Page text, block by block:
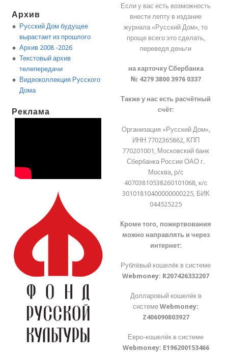
Архив
Русский Дом будущее
вырастает из прошлого
Архив 2008 -2026
Текстовый архив
телепередачи
Видеоколлекция Русского
Дома
Реклама
Если у вас есть возможность
внести лепту в издание
журнала «Русский Дом», то
проще всего это сделать,
переведя деньги
на карточку Сбербанка
№ 4279 3800 3976 0337
Также у нас есть расчётный
счёт:
Организация «Русский Дом»,
ИНН 7702365862, КПП
770201001, Московский банк
Сбербанка России ОАО г.
Москва, р/с
40703810538260101068, к/с
30101810400000000225, БИК
044525225
Кроме того, пожертвования
можно направлять и через
интернет:
Рублёвый кошелёк в системе
Webmoney: R207426332207
Долларовый кошелёк в
системеWebmoney:
Z406090803927
Евро-кошелёк в системе
Webmoney: E196200153466